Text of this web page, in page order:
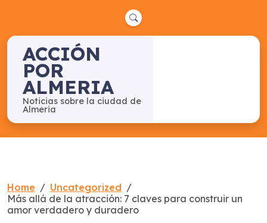
ACCIÓN
POR
ALMERIA
Noticias sobre la ciudad de
Almeria
Home
Uncategorized
Más allá de la atracción: 7 claves para construir un
amor verdadero y duradero